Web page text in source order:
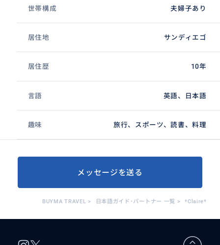
世帯構成 夫婦子あり
居住地 サンディエゴ
居住歴 10年
言語 英語、日本語
趣味 旅行、スポーツ、読書、料理
メッセージを送る
BUYMA TRAVEL > 日本語ガイド･パートナー 一覧 > *Claire*